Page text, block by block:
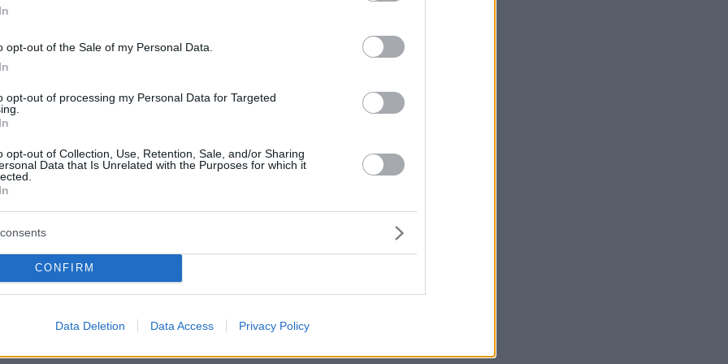
opt-out of the Sale of my Personal Data.
opt-out of processing my Personal Data for Targeted
opt-out of Collection, Use, Retention, Sale, and/or Sharing
Data that Is Unrelated with the Purposes for which it
CONFIRM
Data Deletion Data Access Privacy Policy
βρασμένες, κομμένες σε
τριμμένο
τρίμματα